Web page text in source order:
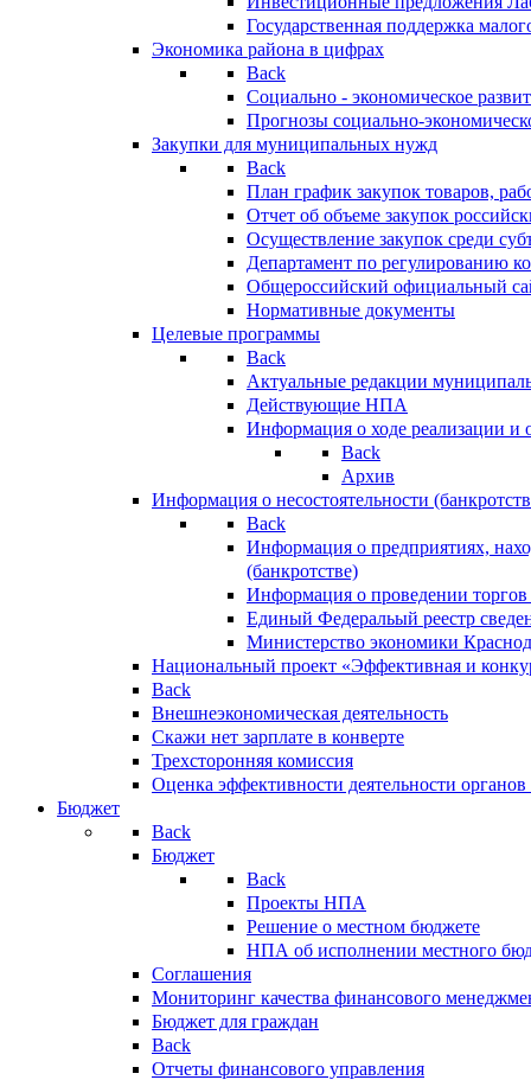
Государственная поддержка
Экономика района в цифрах
Back
Социально - экономическое
Прогнозы социально-
Закупки для муниципальных нужд
Back
План график закупок товаров,
Отчет об объеме закупок
Осуществление закупок среди
Департамент по регулированию
Общероссийский официальный
Нормативные документы
Целевые программы
Back
Актуальные редакции
Действующие НПА
Информация о ходе реализации
Back
Архив
Информация о несостоятельности
Back
Информация о предприятиях,
(банкротстве)
Информация о проведении
Единый Федеральый реестр
Министерство экономики
Национальный проект «Эффективная и
Back
Внешнеэкономическая деятельность
Скажи нет зарплате в конверте
Трехсторонняя комиссия
Оценка эффективности деятельности
Бюджет
Back
Бюджет
Back
Проекты НПА
Решение о местном бюджете
НПА об исполнении местного
Соглашения
Мониторинг качества финансового
Бюджет для граждан
Back
Отчеты финансового управления